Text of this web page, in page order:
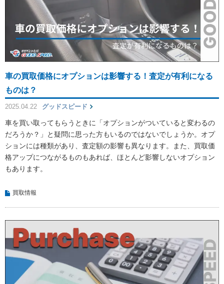
車の買取価格にオプションは影響する！査定が有利になる
ものは？
2025.04.22 グッドスピード
車を買い取ってもらうときに「オプションがついていると変わるの
だろうか？」と疑問に思った方もいるのではないでしょうか。オプ
ションには種類があり、査定額の影響も異なります。また、買取価
格アップにつながるものもあれば、ほとんど影響しないオプション
もあります。
買取情報